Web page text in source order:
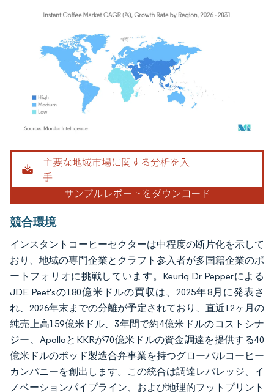
画像 © Mordor Intelligence。再利用にはCC BY 4.0の表示が必要です。
競合環境
インスタントコーヒーセクターは中程度の断片化を示して
おり、地域の専門企業とクラフト参入者が多国籍企業のポ
ートフォリオに挑戦しています。Keurig Dr Pepperによる
JDE Peet'sの180億米ドルの買収は、2025年8月に発表さ
れ、2026年末までの分離が予定されており、直近12ヶ月の
純売上高159億米ドル、3年間で約4億米ドルのコストシナ
ジー、ApolloとKKRが70億米ドルの資金調達を提供する40
億米ドルのポッド製造合弁事業を持つグローバルコーヒー
カンパニーを創出します。この統合は調達レバレッジ、イ
ノベーションパイプライン、および地理的フットプリント